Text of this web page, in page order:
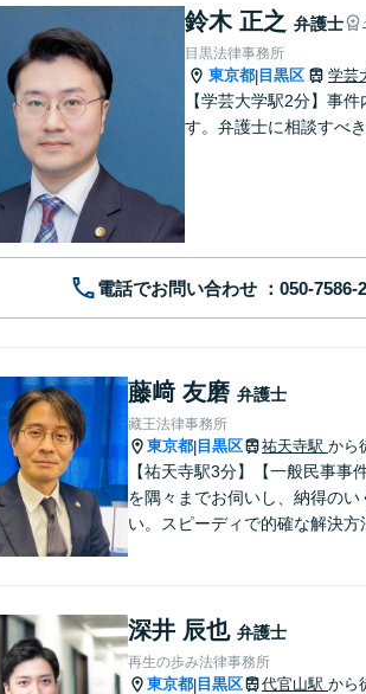
鈴木 正之 弁護士
目黒法律事務所
東京都| 目黒区 学芸
【学芸大学駅2分】事
す。弁護士に相談すべ
電話でお問い合わせ
藤﨑 友磨 弁護士
藏王法律事務所
東京都| 目黒区 祐天寺駅 から
【祐天寺駅3分】【一般民事
を隅々までお伺いし、納得の
い。スピーディで的確な解決方
深井 辰也 弁護士
再生の歩み法律事務所
東京都| 目黒区 代官山駅 から